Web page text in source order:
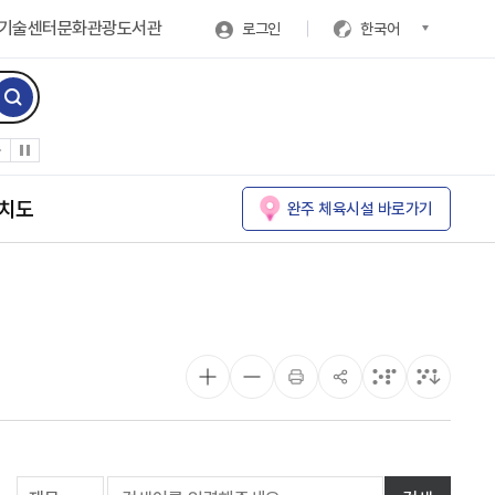
술센터문화관광도서관 로그인 한국어
도 완주 체육시설 바로가기
게